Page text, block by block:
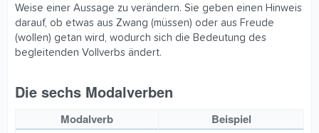
Weise einer Aussage zu verändern. Sie geben einen Hinweis
darauf, ob etwas aus Zwang (müssen) oder aus Freude
(wollen) getan wird, wodurch sich die Bedeutung des
begleitenden Vollverbs ändert.
Die sechs Modalverben​
Modalverb Beispiel